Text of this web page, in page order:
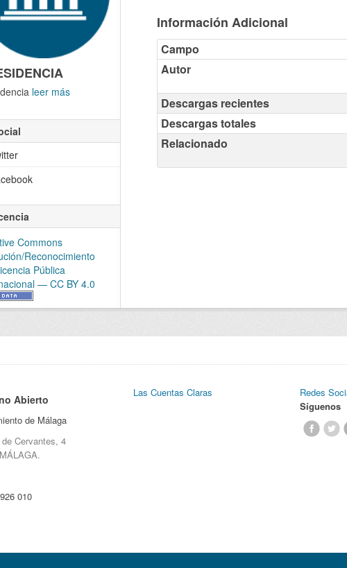
Información Adicional
Campo
Autor
Descargas recientes
Descargas totales
Relacionado
leer más
Commons
Reconocimiento
Pública
— CC BY 4.0
Abierto
de Málaga
Cervantes, 4
010
Las Cuentas Claras
Redes
Síguenos